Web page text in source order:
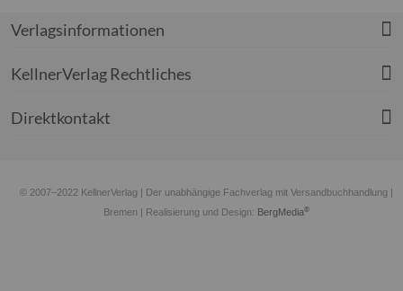
Verlagsinformationen
KellnerVerlag Rechtliches
Direktkontakt
© 2007–2022 KellnerVerlag | Der unabhängige Fachverlag mit Versandbuchhandlung |
Bremen | Realisierung und Design: BergMedia®